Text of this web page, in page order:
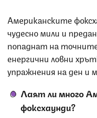
Американските
чудесно мили и
попаднат на
енергични ловни
упражнения на ден и
Лаят ли много
фоксхаунди?